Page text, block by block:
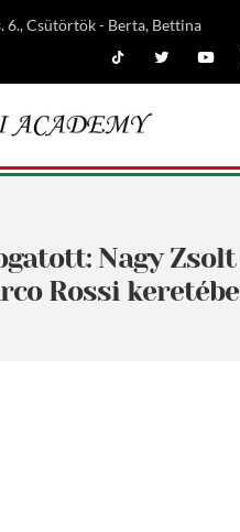
6., Csütörtök - Berta, Bettina
Nagy Zsolt
Rossi